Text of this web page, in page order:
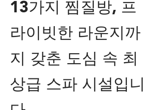
13가지 찜질방, 프
라이빗한 라운지까
지 갖춘 도심 속 최
상급 스파 시설입니